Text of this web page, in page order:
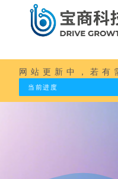
网站更新中，若
当前进度